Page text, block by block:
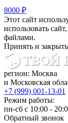
8000 ₽
Этот сайт
использовать
файлами.
Принять и закрыть
регион: Москва
и Московская
+7 (999) 001-13-01
Режим работы:
пн-сб с 10:00 -
Обратный звонок